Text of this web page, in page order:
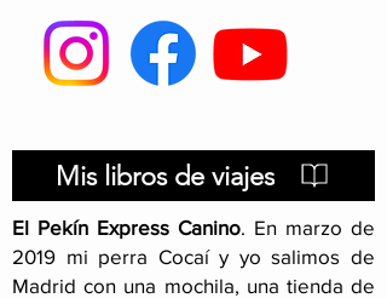
Gastronomía peruana
Mis libros de viajes
El Pekín Express Canino. En marzo de
2019 mi perra Cocaí y yo salimos de
Madrid con una mochila, una tienda de